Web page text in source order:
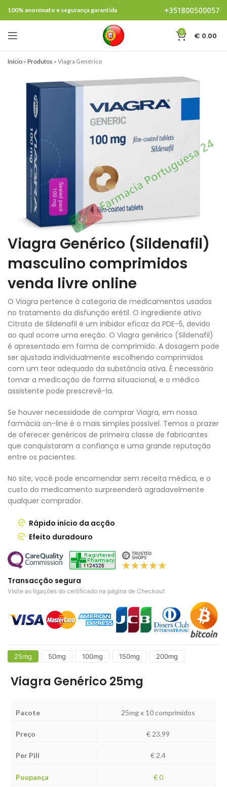
100% anonimato e segurança garantida
0 € 0.00
Início » Produtos » Viagra Genérico
Viagra Genérico (Sildenafil)
masculino comprimidos
venda livre online
O Viagra pertence à categoria de medicamentos usados
no tratamento da disfunção erétil. O ingrediente ativo
Citrato de Sildenafil é um inibidor eficaz da PDE-5, devido
ao qual ocorre uma ereção. O Viagra genérico (Sildenafil)
é apresentado em forma de comprimido. A dosagem pode
ser ajustada individualmente escolhendo comprimidos
com um teor adequado da substância ativa. É necessário
tomar a medicação de forma situacional, e o médico
assistente pode prescrevê-la.
Se houver necessidade de comprar Viagra, em nossa
farmácia on-line é o mais simples possível. Temos o prazer
de oferecer genéricos de primeira classe de fabricantes
que conquistaram a confiança e uma grande reputação
entre os pacientes.
No site, você pode encomendar sem receita médica, e o
custo do medicamento surpreenderá agradavelmente
qualquer comprador.
Rápido início da acção
Efeito duradouro
Transacção segura
Visite as ligações do certificado na página de Checkout
25mg 50mg 100mg 150mg 200mg
Viagra Genérico 25mg
25mg x 10 comprimidos
€ 23.99
€ 2.4
€ 0